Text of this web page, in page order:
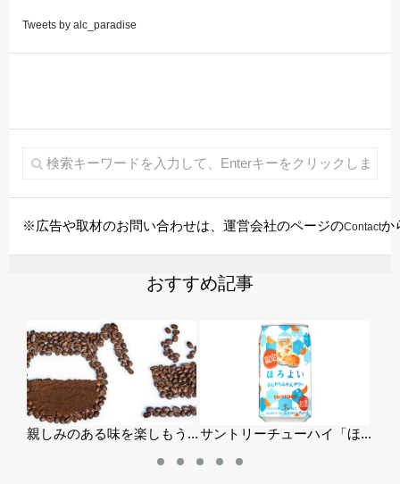
Tweets by alc_paradise
※広告や取材のお問い合わせは、運営会社のページのContactか
おすすめ記事
親しみのある味を楽しもう...サントリーチューハイ「ほ...